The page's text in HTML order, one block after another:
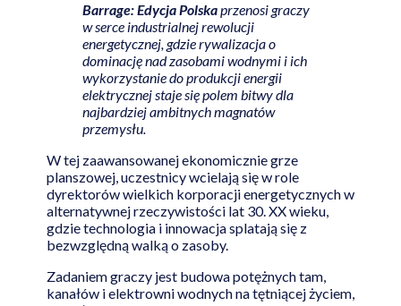
Barrage: Edycja Polskaprzenosi graczy
w serce industrialnej rewolucji
energetycznej, gdzie rywalizacja o
dominację nad zasobami wodnymi i ich
wykorzystanie do produkcji energii
elektrycznej staje się polem bitwy dla
najbardziej ambitnych magnatów
przemysłu.
W tej zaawansowanej ekonomicznie grze
planszowej, uczestnicy wcielają się w role
dyrektorów wielkich korporacji energetycznych w
alternatywnej rzeczywistości lat 30. XX wieku,
gdzie technologia i innowacja splatają się z
bezwzględną walką o zasoby.
Zadaniem graczy jest budowa potężnych tam,
kanałów i elektrowni wodnych na tętniącej życiem,